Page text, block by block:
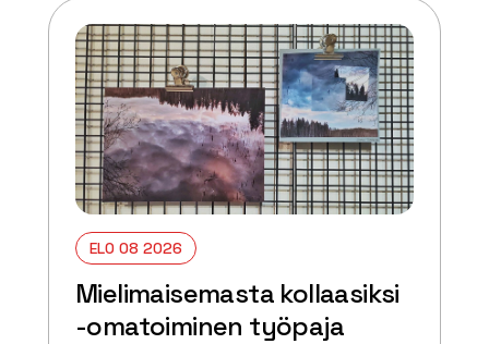
ELO 08 2026
Mielimaisemasta kollaasiksi
-omatoiminen työpaja